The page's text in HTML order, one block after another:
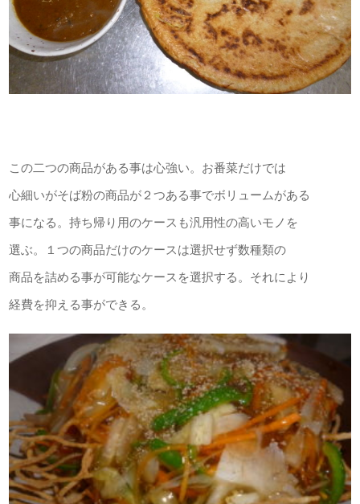
この二つの商品がある事は心強い。お番菜だけでは
心細いがそば粉の商品が２つある事でボリュームがある
事になる。持ち帰り用のケースも汎用性の高いモノを
選ぶ。１つの商品だけのケースは選択せず数種類の
商品を詰める事が可能なケースを選択する。それにより
経費を抑える事ができる。